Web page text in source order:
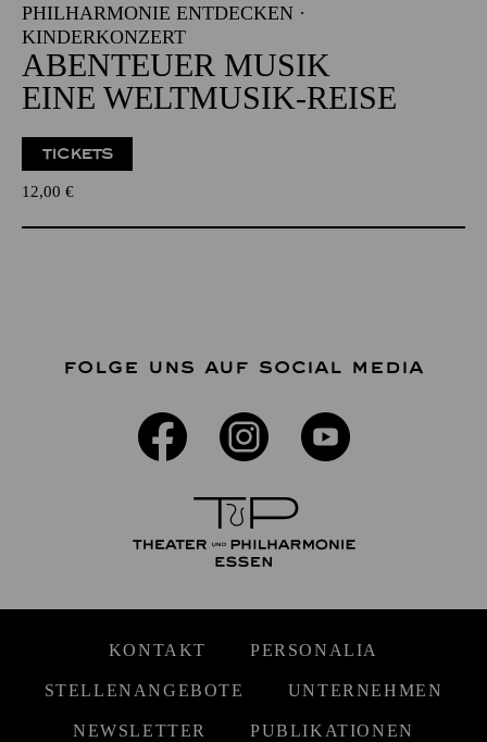
PHILHARMONIE ENTDECKEN ·
KINDERKONZERT
ABENTEUER MUSIK
EINE WELTMUSIK-REISE
TICKETS
12,00 €
FOLGE UNS AUF SOCIAL MEDIA
KONTAKT PERSONALIA
STELLENANGEBOTE UNTERNEHMEN
NEWSLETTER PUBLIKATIONEN